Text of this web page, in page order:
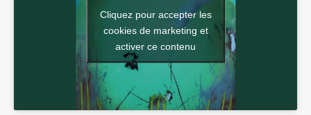
Cliquez pour accepter les
cookies de marketing et
activer ce contenu